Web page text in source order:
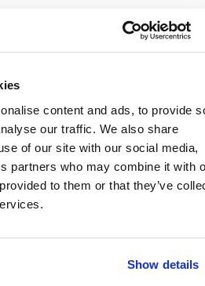
content and ads, to provide
our traffic. We also share
of our site with our social media,
partners who may combine it with
to them or that they’ve
Show details
und komfortabel ausgestattet
Safe und Balkon.
12 km
Lodge